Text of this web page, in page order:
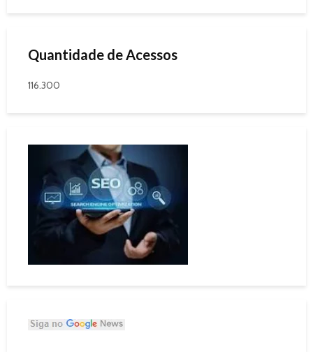
Quantidade de Acessos
116.300